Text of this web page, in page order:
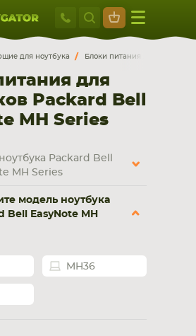
Москва
+7 495 414
Петербург
5с3 (м. Семеновская)
“Семеновская”
28 59
для ноутбука Блоки питания для
для
Packard Bell
MH Series
Packard Bell
MH Series
модель ноутбука
Bell EasyNote MH
MH36